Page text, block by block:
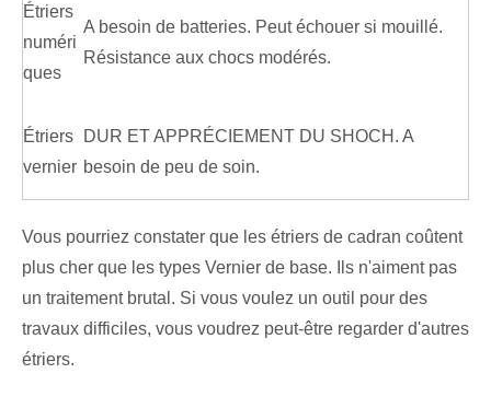
Étriers
numéri
ques
A besoin de batteries. Peut échouer si mouillé.
Résistance aux chocs modérés.
Étriers
vernier
DUR ET APPRÉCIEMENT DU SHOCH. A
besoin de peu de soin.
Vous pourriez constater que les étriers de cadran coûtent
plus cher que les types Vernier de base. Ils n'aiment pas
un traitement brutal. Si vous voulez un outil pour des
travaux difficiles, vous voudrez peut-être regarder d'autres
étriers.